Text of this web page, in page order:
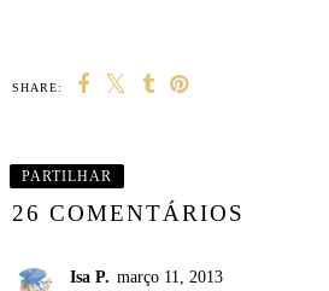
SHARE:
PARTILHAR
26 COMENTÁRIOS
Isa P. março 11, 2013